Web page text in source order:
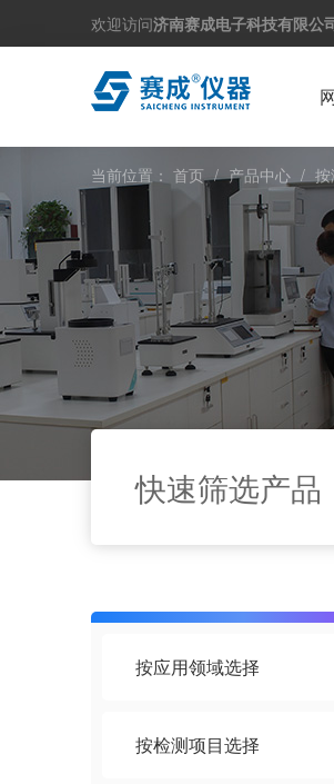
欢迎访问济南赛成电子科技有限公
当前位置： 首页 / 产品中心 /
快速筛选产品
按应用领域选择
按检测项目选择